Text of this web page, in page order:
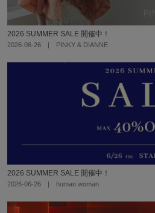
2026 SUMMER SALE 開催中！
2026-06-26 | PINKY & DIANNE
2026 SUMMER SALE 開催中！
2026-06-26 | human woman